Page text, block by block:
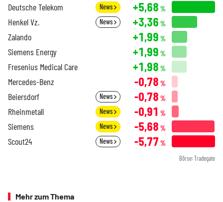
Deutsche Telekom News +5,68 %
Henkel Vz. News +3,36 %
Zalando +1,99 %
Siemens Energy +1,99 %
Fresenius Medical Care +1,98 %
Mercedes-Benz -0,78 %
Beiersdorf News -0,78 %
Rheinmetall News -0,91 %
Siemens News -5,68 %
Scout24 News -5,77 %
Börse: Tradegate
Mehr zum Thema